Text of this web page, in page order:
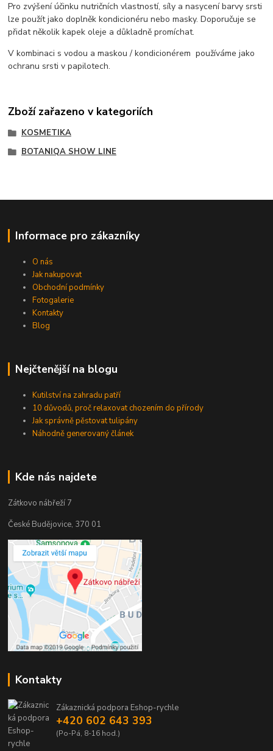
Pro zvýšení účinku nutričních vlastností, síly a nasycení barvy srsti
lze použít jako doplněk kondicionéru nebo masky. Doporučuje se
přidat několik kapek oleje a důkladně promíchat.
V kombinaci s vodou a maskou / kondicionérem používáme jako
ochranu srsti v papilotech.
Zboží zařazeno v kategoriích
KOSMETIKA
BOTANIQA SHOW LINE
Informace pro zákazníky
O nás
Jak nakupovat
Obchodní podmínky
Fotogalerie
Kontakty
Blog
Nejčtenější na blogu
Kutilství na zahradu patří
10 důvodů, proč relaxovat chozením do přírody
Jak správně pěstovat tulipány
Náhodně generovaný článek
Kde nás najdete
Zátkovo nábřeží 7
České Budějovice, 370 01
Kontakty
Zákaznická podpora Eshop-rychle
+420 602 643 393
(Po-Pá, 8-16 hod.)